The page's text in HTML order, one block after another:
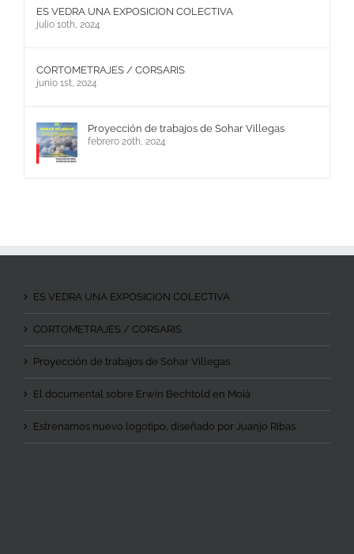
ES VEDRA UNA EXPOSICION COLECTIVA
julio 10th, 2024
CORTOMETRAJES / CORSARIS
junio 1st, 2024
Proyección de trabajos de Sohar Villegas
febrero 20th, 2024
ES VEDRA UNA EXPOSICION COLECTIVA
CORTOMETRAJES / CORSARIS
Proyección de trabajos de Sohar Villegas
El documental sobre Erwin Bechtold en Moià
Estrenamos nuevo logotipo, diseñado por Juanjo Ribas